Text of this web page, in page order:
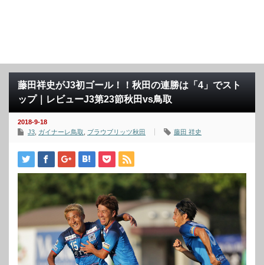
藤田祥史がJ3初ゴール！！秋田の連勝は「4」でスト
ップ｜レビューJ3第23節秋田vs鳥取
2018-9-18
J3 ガイナーレ鳥取 ブラウブリッツ秋田 藤田 祥史